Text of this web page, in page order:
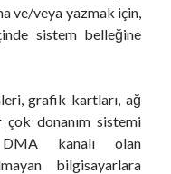
ve/veya yazmak için,
sistem belleğine
grafik kartları, ağ
donanım sistemi
DMA kanalı olan
bilgisayarlara